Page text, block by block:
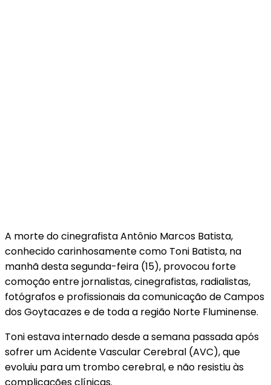
A morte do cinegrafista Antônio Marcos Batista,
conhecido carinhosamente como Toni Batista, na
manhã desta segunda-feira (15), provocou forte
comoção entre jornalistas, cinegrafistas, radialistas,
fotógrafos e profissionais da comunicação de Campos
dos Goytacazes e de toda a região Norte Fluminense.
Toni estava internado desde a semana passada após
sofrer um Acidente Vascular Cerebral (AVC), que
evoluiu para um trombo cerebral, e não resistiu às
complicações clínicas.